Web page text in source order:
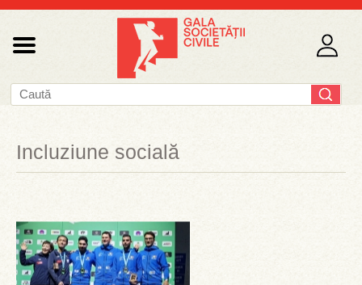
Incluziune socială